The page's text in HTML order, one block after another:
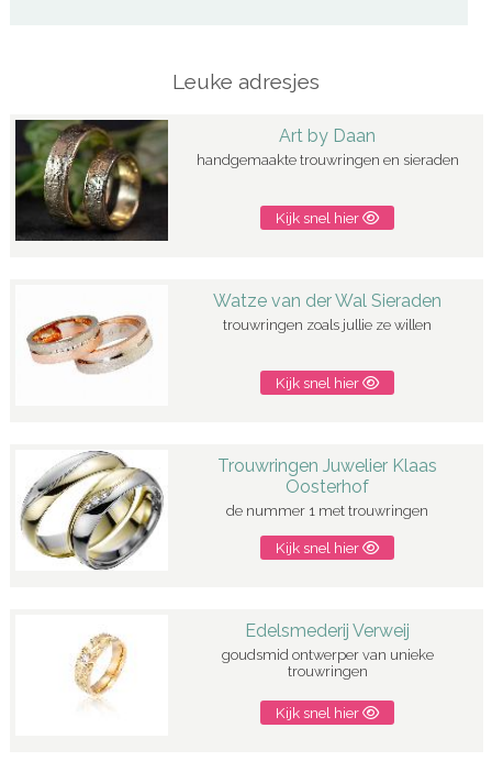
Leuke adresjes
Art by Daan
handgemaakte trouwringen en sieraden
Kijk snel hier
Watze van der Wal Sieraden
trouwringen zoals jullie ze willen
Kijk snel hier
Trouwringen Juwelier Klaas
Oosterhof
de nummer 1 met trouwringen
Kijk snel hier
Edelsmederij Verweij
goudsmid ontwerper van unieke
trouwringen
Kijk snel hier